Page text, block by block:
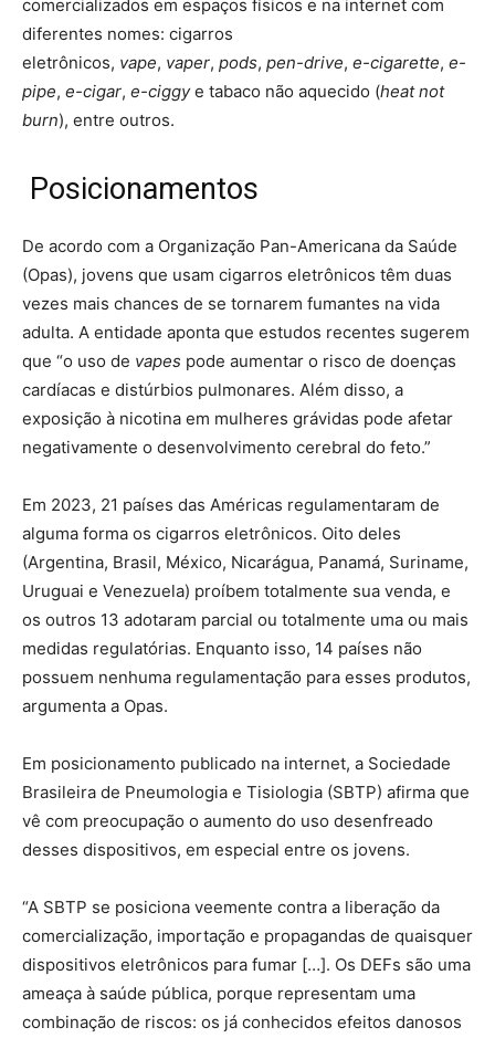
comercializados em espaços físicos e na internet com
diferentes nomes: cigarros
eletrônicos, vape, vaper, pods, pen-drive, e-cigarette, e-
pipe, e-cigar, e-ciggye tabaco não aquecido (heat not
burn), entre outros.
Posicionamentos
De acordo com a Organização Pan-Americana da Saúde
(Opas), jovens que usam cigarros eletrônicos têm duas
vezes mais chances de se tornarem fumantes na vida
adulta. A entidade aponta que estudos recentes sugerem
que “o uso de vapes pode aumentar o risco de doenças
cardíacas e distúrbios pulmonares. Além disso, a
exposição à nicotina em mulheres grávidas pode afetar
negativamente o desenvolvimento cerebral do feto.”
Em 2023, 21 países das Américas regulamentaram de
alguma forma os cigarros eletrônicos. Oito deles
(Argentina, Brasil, México, Nicarágua, Panamá, Suriname,
Uruguai e Venezuela) proíbem totalmente sua venda, e
os outros 13 adotaram parcial ou totalmente uma ou mais
medidas regulatórias. Enquanto isso, 14 países não
possuem nenhuma regulamentação para esses produtos,
argumenta a Opas.
Em posicionamento publicado na internet, a Sociedade
Brasileira de Pneumologia e Tisiologia (SBTP) afirma que
vê com preocupação o aumento do uso desenfreado
desses dispositivos, em especial entre os jovens.
“A SBTP se posiciona veemente contra a liberação da
comercialização, importação e propagandas de quaisquer
dispositivos eletrônicos para fumar […]. Os DEFs são uma
ameaça à saúde pública, porque representam uma
combinação de riscos: os já conhecidos efeitos danosos